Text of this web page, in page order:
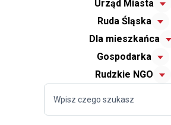
Urząd Miasta
Ruda Śląska
Dla mieszkańca
Gospodarka
Rudzkie NGO